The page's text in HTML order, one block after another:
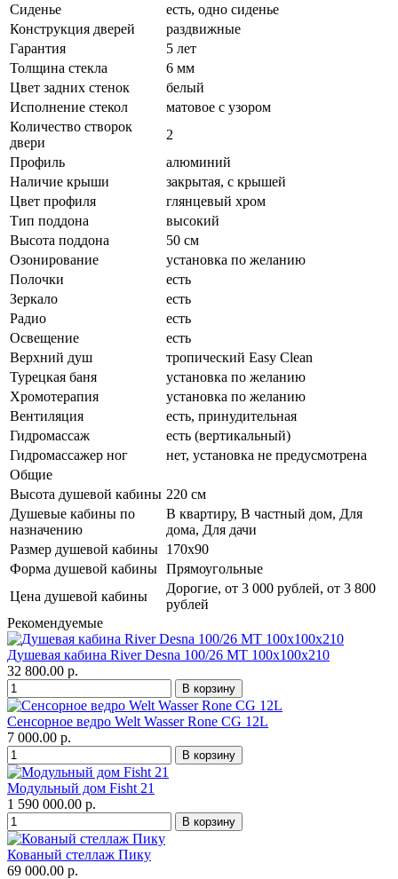
Сиденье
есть, одно сиденье
Конструкция дверей
раздвижные
Гарантия
5 лет
Толщина стекла
6 мм
Цвет задних стенок
белый
Исполнение стекол
матовое с узором
Количество створок
двери
2
Профиль
алюминий
Наличие крыши
закрытая, с крышей
Цвет профиля
глянцевый хром
Тип поддона
высокий
Высота поддона
50 см
Озонирование
установка по желанию
Полочки
есть
Зеркало
есть
Радио
есть
Освещение
есть
Верхний душ
тропический Easy Clean
Турецкая баня
установка по желанию
Хромотерапия
установка по желанию
Вентиляция
есть, принудительная
Гидромассаж
есть (вертикальный)
Гидромассажер ног
нет, установка не предусмотрена
Общие
Высота душевой кабины 220 см
Душевые кабины по
назначению
В квартиру, В частный дом, Для
дома, Для дачи
Размер душевой кабины 170x90
Форма душевой кабины Прямоугольные
Цена душевой кабины
Дорогие, от 3 000 рублей, от 3 800
рублей
Рекомендуемые
Душевая кабина River Desna 100/26 МТ 100х100х210
32 800.00 р.
Сенсорное ведро Welt Wasser Rone CG 12L
7 000.00 р.
Модульный дом Fisht 21
1 590 000.00 р.
Кованый стеллаж Пику
69 000.00 р.